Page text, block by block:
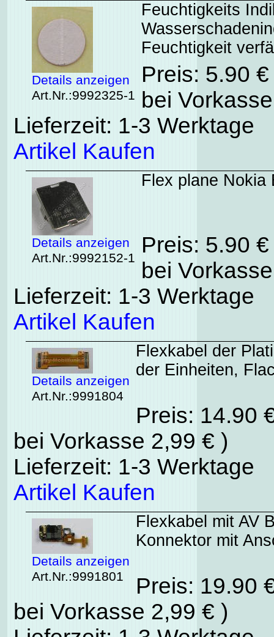
Details anzeigen
Art.Nr.:9992325-1
Feuchtigkeits
Feuchtigkeit
Preis: 5.90
bei
Lieferzeit: 1-3 Werktage
Artikel Kaufen
Details anzeigen
Art.Nr.:9992152-1
Flex plane Nokia
Preis: 5.90
bei
Lieferzeit: 1-3 Werktage
Artikel Kaufen
Details anzeigen
Art.Nr.:9991804
Flexkabel der
der Einheiten,
Preis: 14.90
bei Vorkasse 2,99 € )
Lieferzeit: 1-3 Werktage
Artikel Kaufen
Details anzeigen
Art.Nr.:9991801
Flexkabel mit AV
Konnektor mit
Preis: 19.90
bei Vorkasse 2,99 € )